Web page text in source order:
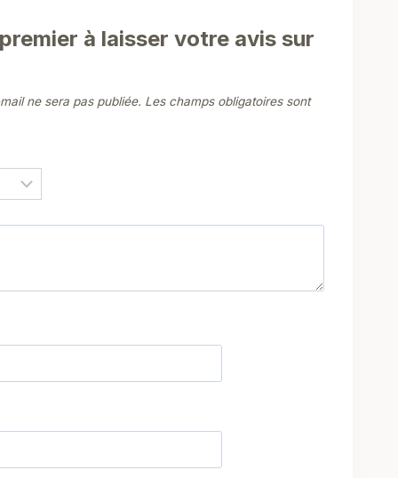
à laisser votre avis sur
ne sera pas publiée. Les champs obligatoires sont